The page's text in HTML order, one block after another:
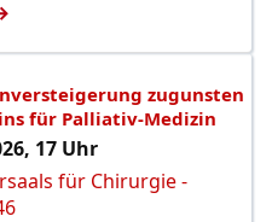
zugunsten
für Palliativ-Medizin
17 Uhr
für Chirurgie -